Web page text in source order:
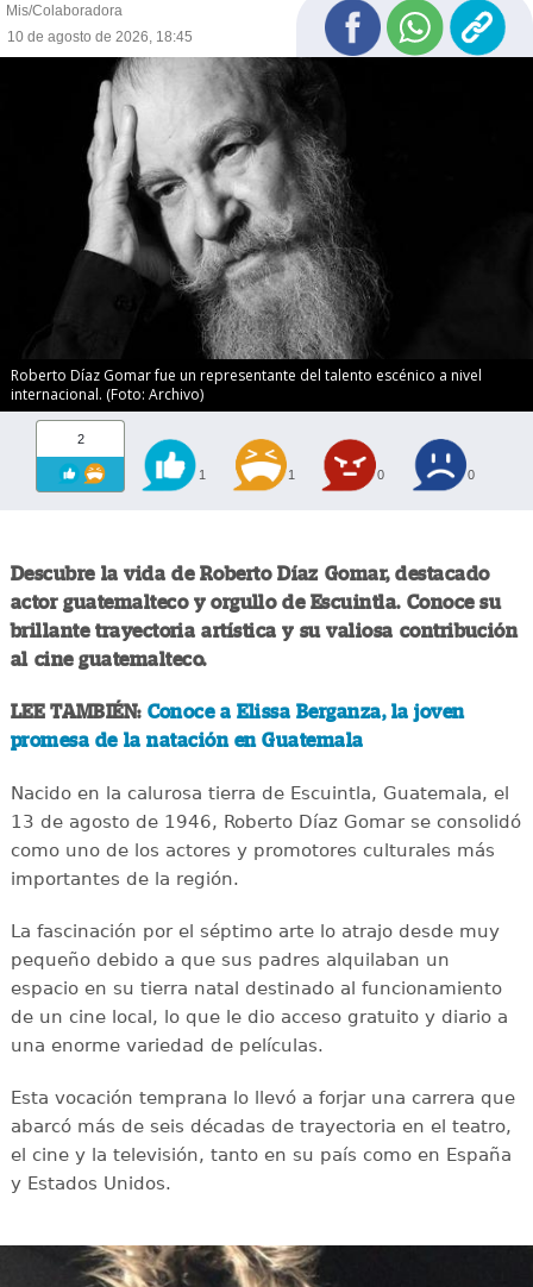
Mis/Colaboradora
10 de agosto de 2026, 18:45
Roberto Díaz Gomar fue un representante del talento escénico a nivel
internacional. (Foto: Archivo)
2
1 1 0 0
Descubre la vida de Roberto Díaz Gomar, destacado
actor guatemalteco y orgullo de Escuintla. Conoce su
brillante trayectoria artística y su valiosa contribución
al cine guatemalteco.
LEE TAMBIÉN: Conoce a Elissa Berganza, la joven
promesa de la natación en Guatemala
Nacido en la calurosa tierra de Escuintla, Guatemala, el
13 de agosto de 1946, Roberto Díaz Gomar se consolidó
como uno de los actores y promotores culturales más
importantes de la región.
La fascinación por el séptimo arte lo atrajo desde muy
pequeño debido a que sus padres alquilaban un
espacio en su tierra natal destinado al funcionamiento
de un cine local, lo que le dio acceso gratuito y diario a
una enorme variedad de películas.
Esta vocación temprana lo llevó a forjar una carrera que
abarcó más de seis décadas de trayectoria en el teatro,
el cine y la televisión, tanto en su país como en España
y Estados Unidos.